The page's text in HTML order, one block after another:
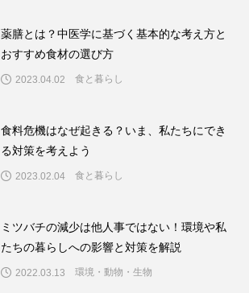
薬膳とは？中医学に基づく基本的な考え方と
おすすめ食材の選び方
2023.04.02 食と暮らし
食料危機はなぜ起きる？いま、私たちにでき
る対策を考えよう
2023.02.04 食と暮らし
ミツバチの減少は他人事ではない！環境や私
たちの暮らしへの影響と対策を解説
2022.03.13 環境・動物・生物